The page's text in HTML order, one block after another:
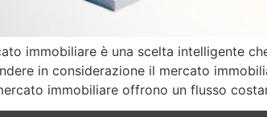
immobiliare è una scelta intelligente
in considerazione il mercato
immobiliare offrono un flusso